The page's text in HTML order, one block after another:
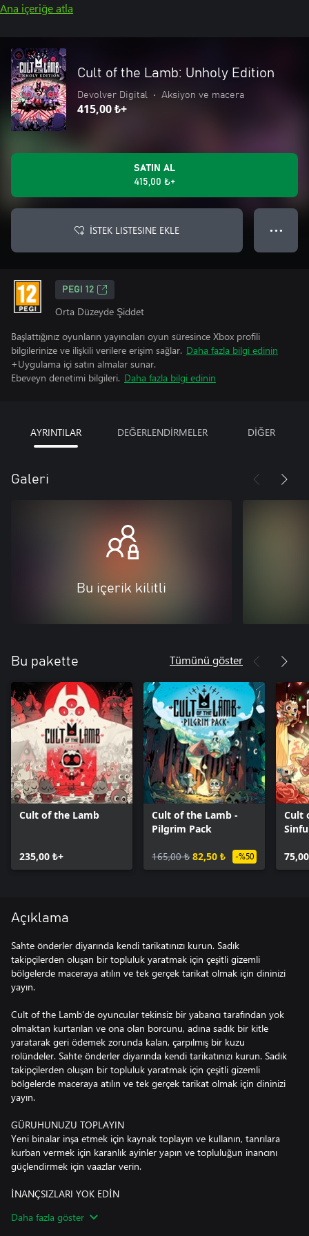
Ana içeriğe atla
Cult of the Lamb: Unholy Edition
Devolver Digital • Aksiyon ve macera
415,00 ₺+
SATIN AL
415,00 ₺+
İSTEK LISTESINE EKLE ● ● ●
PEGI 12
Orta Düzeyde Şiddet
Başlattığınız oyunların yayıncıları oyun süresince Xbox profili
bilgilerinize ve ilişkili verilere erişim sağlar. Daha fazla bilgi edinin
+Uygulama içi satın almalar sunar.
Ebeveyn denetimi bilgileri. Daha fazla bilgi edinin
AYRINTILAR DEĞERLENDİRMELER DİĞER
Galeri
Bu içerik kilitli
Bu pakette Tümünü göster
Cult of the Lamb
235,00 ₺+
Cult of the Lamb -
Pilgrim Pack
165,00 ₺ 82,50 ₺ -%50
Cult
Açıklama
Sahte önderler diyarında kendi tarikatınızı kurun. Sadık
takipçilerden oluşan bir topluluk yaratmak için çeşitli gizemli
bölgelerde maceraya atılın ve tek gerçek tarikat olmak için dininizi
yayın.
Cult of the Lamb’de oyuncular tekinsiz bir yabancı tarafından yok
olmaktan kurtarılan ve ona olan borcunu, adına sadık bir kitle
yaratarak geri ödemek zorunda kalan, çarpılmış bir kuzu
rolündeler. Sahte önderler diyarında kendi tarikatınızı kurun. Sadık
takipçilerden oluşan bir topluluk yaratmak için çeşitli gizemli
bölgelerde maceraya atılın ve tek gerçek tarikat olmak için dininizi
yayın.
GÜRUHUNUZU TOPLAYIN
Yeni binalar inşa etmek için kaynak toplayın ve kullanın, tanrılara
kurban vermek için karanlık ayinler yapın ve topluluğun inancını
güçlendirmek için vaazlar verin.
İNANÇSIZLARI YOK EDİN
sürüleriyle savaşın, güçlerini kendi saflarınıza katmak ve
Daha fazla göster